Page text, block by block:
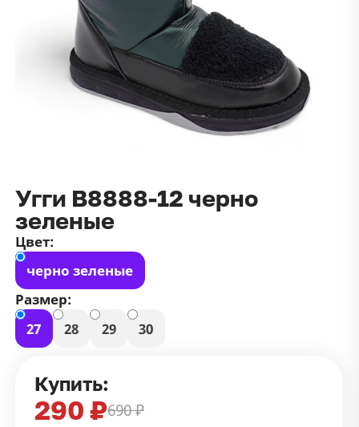
Угги В8888-12 черно
зеленые
Цвет:
черно зеленые
Размер:
27
28 29 30
Купить:
290 ₽690 ₽
данныхипубличной оффертой
Зарегистрироваться
100 ₽ 100 ₽
Белый